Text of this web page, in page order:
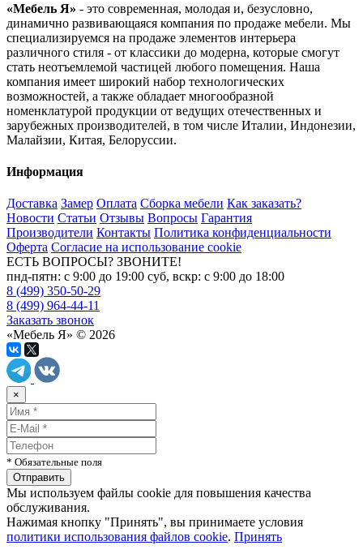
«Мебель Я» - это современная, молодая и, безусловно,
динамично развивающаяся компания по продаже мебели. Мы
специализируемся на продаже элементов интерьера
различного стиля - от классики до модерна, которые смогут
стать неотъемлемой частицей любого помещения. Наша
компания имеет широкий набор технологических
возможностей, а также обладает многообразной
номенклатурой продукции от ведущих отечественных и
зарубежных производителей, в том числе Италии, Индонезии,
Малайзии, Китая, Белоруссии.
Информация
Доставка Замер Оплата Сборка мебели Как заказать?
Новости Статьи Отзывы Вопросы Гарантия
Производители Контакты Политика конфиденциальности
Оферта Согласие на использование cookie
ЕСТЬ ВОПРОСЫ? ЗВОНИТЕ!
пнд-пятн: с 9:00 до 19:00 суб, вскр: с 9:00 до 18:00
8 (499) 350-50-29
8 (499) 964-44-11
Заказать звонок
«Мебель Я» © 2026
×
* Обязательные поля
Мы используем файлы cookie для повышения качества
обслуживания.
Нажимая кнопку "Принять", вы принимаете условия
политики использования файлов cookie. Принять